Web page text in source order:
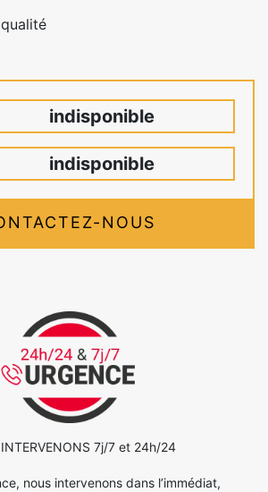
indisponible
indisponible
NOUS
7j/7 et 24h/24
nous intervenons dans l’immédiat,